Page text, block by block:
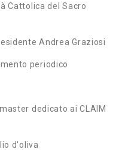
Cattolica del Sacro
Andrea Graziosi
periodico
dedicato ai CLAIM
d'oliva